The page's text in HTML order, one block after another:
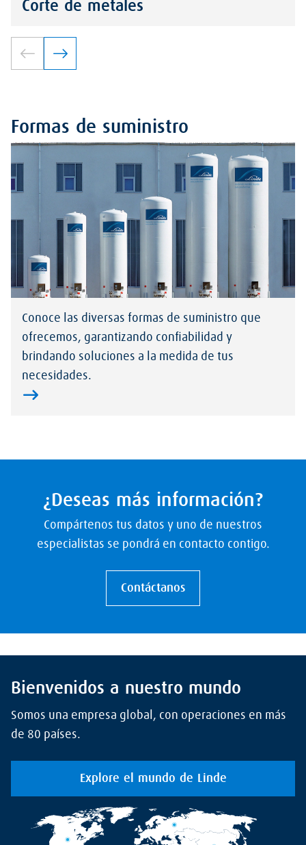
Corte de metales
Formas de suministro
Conoce las diversas formas de suministro que
ofrecemos, garantizando confiabilidad y
brindando soluciones a la medida de tus
necesidades.
¿Deseas más información?
Compártenos tus datos y uno de nuestros
especialistas se pondrá en contacto contigo.
Contáctanos
Bienvenidos a nuestro mundo
Somos una empresa global, con operaciones en más
de 80 países.
Explore el mundo de Linde